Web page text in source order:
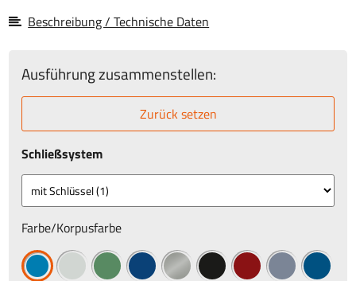
Beschreibung / Technische Daten
Ausführung zusammenstellen:
Zurück setzen
Schließsystem
Farbe/Korpusfarbe